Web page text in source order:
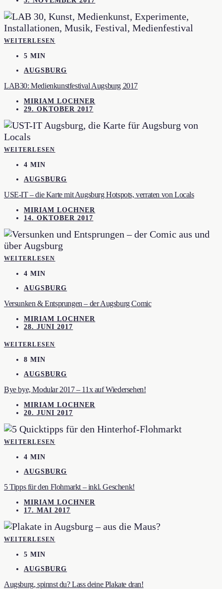
WEITERLESEN
5 MIN
AUGSBURG
LAB30: Medienkunstfestival Augsburg 2017
MIRIAM LOCHNER
29. OKTOBER 2017
WEITERLESEN
4 MIN
AUGSBURG
USE-IT – die Karte mit Augsburg Hotspots, verraten von Locals
MIRIAM LOCHNER
14. OKTOBER 2017
WEITERLESEN
4 MIN
AUGSBURG
Versunken & Entsprungen – der Augsburg Comic
MIRIAM LOCHNER
28. JUNI 2017
WEITERLESEN
8 MIN
AUGSBURG
Bye bye, Modular 2017 – 11x auf Wiedersehen!
MIRIAM LOCHNER
20. JUNI 2017
WEITERLESEN
4 MIN
AUGSBURG
5 Tipps für den Flohmarkt – inkl. Geschenk!
MIRIAM LOCHNER
17. MAI 2017
WEITERLESEN
5 MIN
AUGSBURG
Augsburg, spinnst du? Lass deine Plakate dran!